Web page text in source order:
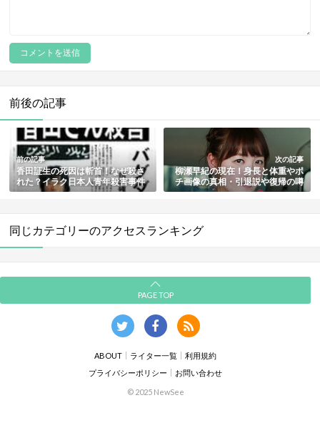
前後の記事
前の記事
香田証生の死因は斬首！なぜ殺さ
れた？イラク日本人青年殺害事件
の経緯や被害者の情報まとめ
次の記事
柳瀬早紀の現在！身長と体重やポ
チ画像の真相・引退説や復帰の噂
まとめ
同じカテゴリーのアクセスランキング
PAGE TOP
ABOUT ライター一覧
利用規約
プライバシーポリシー
お問い合わせ
© 2025 NewSee